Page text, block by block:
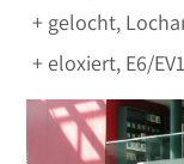
gelocht,
eloxiert, E6/EV1